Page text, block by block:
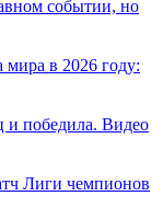
событии, но
мира в 2026 году:
и победила. Видео
Лиги чемпионов